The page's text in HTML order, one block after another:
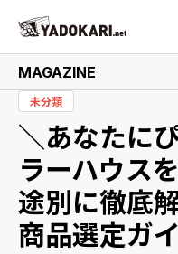
商品検索
MAGAZINE
未分類
＼あなたに
ラーハウス
途別に徹底
商品選定ガ